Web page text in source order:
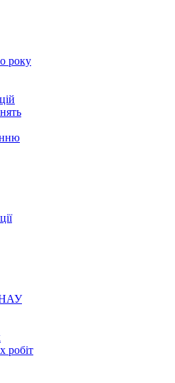
року
НАУ
робіт